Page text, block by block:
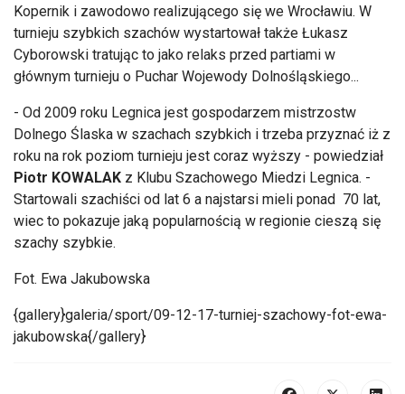
Kopernik i zawodowo realizującego się we Wrocławiu. W
turnieju szybkich szachów wystartował także Łukasz
Cyborowski tratując to jako relaks przed partiami w
głównym turnieju o Puchar Wojewody Dolnośląskiego...
- Od 2009 roku Legnica jest gospodarzem mistrzostw
Dolnego Ślaska w szachach szybkich i trzeba przyznać iż z
roku na rok poziom turnieju jest coraz wyższy - powiedział
Piotr KOWALAK z Klubu Szachowego Miedzi Legnica. -
Startowali szachiści od lat 6 a najstarsi mieli ponad 70 lat,
wiec to pokazuje jaką popularnością w regionie cieszą się
szachy szybkie.
Fot. Ewa Jakubowska
{gallery}galeria/sport/09-12-17-turniej-szachowy-fot-ewa-
jakubowska{/gallery}